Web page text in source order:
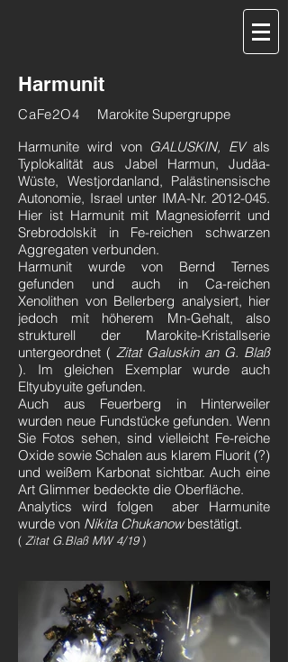
Harmunit
CaFe2O4
Marokite Supergruppe
Harmunite wird von GALUSKIN, EVals
Typlokalität aus Jabel Harmun, Judäa-
Wüste, Westjordanland, Palästinensische
Autonomie, Israel unter IMA-Nr. 2012-045.
Hier ist Harmunit mit Magnesioferrit und
Srebrodolskit in Fe-reichen schwarzen
Aggregaten verbunden.
Harmunit wurde von Bernd Ternes
gefunden und auch in Ca-reichen
Xenolithen von Bellerberg analysiert, hier
jedoch mit höherem Mn-Gehalt, also
strukturell der Marokite-Kristallserie
untergeordnet ( Zitat Galuskin an G. Blaß
). Im gleichen Exemplar wurde auch
Eltyubyuite gefunden.
Auch aus Feuerberg in Hinterweiler
wurden neue Fundstücke gefunden. Wenn
Sie Fotos sehen, sind vielleicht Fe-reiche
Oxide sowie Schalen aus klarem Fluorit (?)
und weißem Karbonat sichtbar. Auch eine
Art Glimmer bedeckte die Oberfläche.
Analytics wird folgen
aber Harmunite
wurde von Nikita Chukanowbestätigt.
( Zitat G.Blaß MW 4/19)